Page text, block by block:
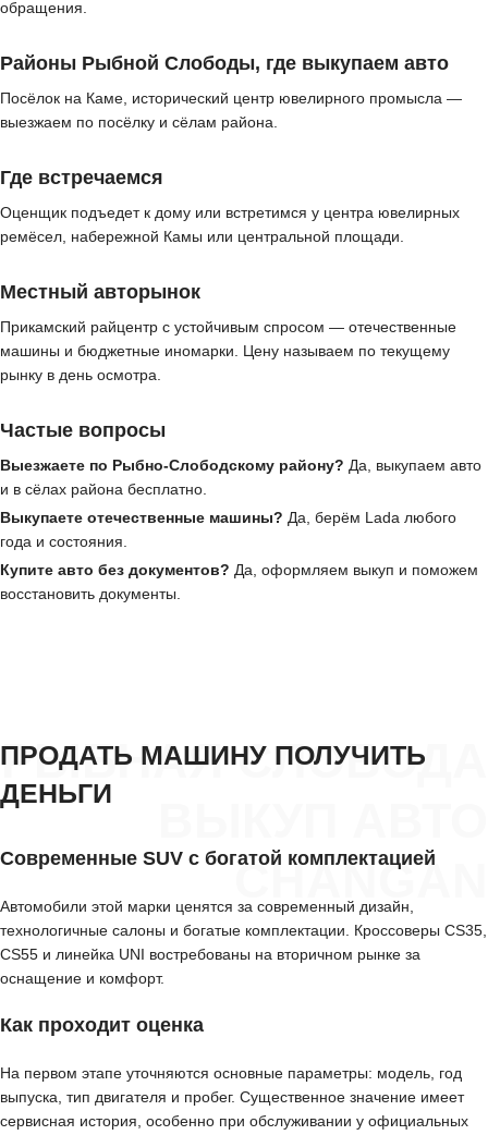
обращения.
Районы Рыбной Слободы, где выкупаем авто
Посёлок на Каме, исторический центр ювелирного промысла —
выезжаем по посёлку и сёлам района.
Где встречаемся
Оценщик подъедет к дому или встретимся у центра ювелирных
ремёсел, набережной Камы или центральной площади.
Местный авторынок
Прикамский райцентр с устойчивым спросом — отечественные
машины и бюджетные иномарки. Цену называем по текущему
рынку в день осмотра.
Частые вопросы
Выезжаете по Рыбно-Слободскому району? Да, выкупаем авто
и в сёлах района бесплатно.
Выкупаете отечественные машины? Да, берём Lada любого
года и состояния.
Купите авто без документов? Да, оформляем выкуп и поможем
восстановить документы.
РЫБНАЯ СЛОБОДА
CHANGAN
ПРОДАТЬ МАШИНУ ПОЛУЧИТЬ
ДЕНЬГИ
Современные SUV с богатой комплектацией
Автомобили этой марки ценятся за современный дизайн,
технологичные салоны и богатые комплектации. Кроссоверы CS35,
CS55 и линейка UNI востребованы на вторичном рынке за
оснащение и комфорт.
Как проходит оценка
На первом этапе уточняются основные параметры: модель, год
выпуска, тип двигателя и пробег. Существенное значение имеет
сервисная история, особенно при обслуживании у официальных